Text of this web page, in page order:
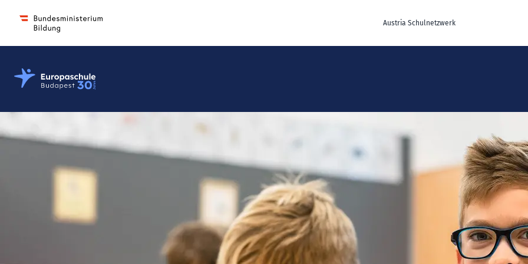
Austria Schulnetzwerk
Osztrák-Magyar Európaiskola Budapest